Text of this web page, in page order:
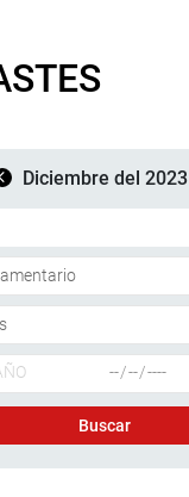
Diciembre del 2023